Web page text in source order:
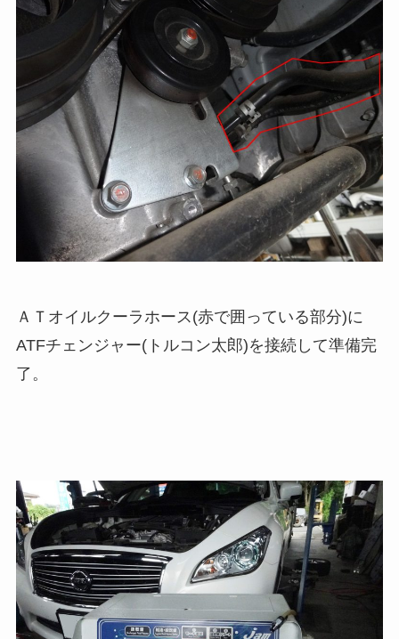
ＡＴオイルクーラホース(赤で囲っている部分)に
ATFチェンジャー(トルコン太郎)を接続して準備完
了。